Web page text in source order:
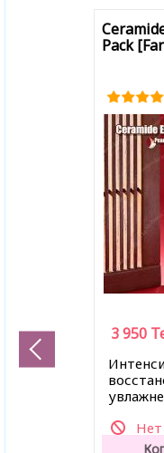
Pack
Нет
3 950